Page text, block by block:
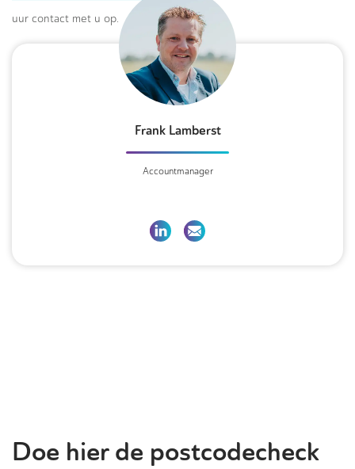
uur contact met u op.
Frank Lamberst
Accountmanager
Doe hier de postcodecheck